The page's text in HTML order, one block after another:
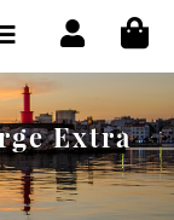
Extra